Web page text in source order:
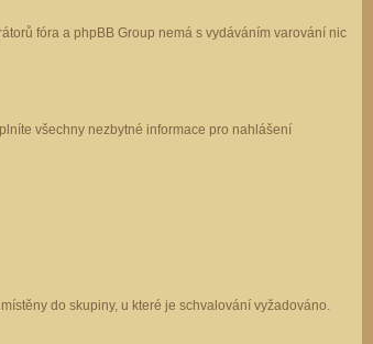
fóra a phpBB Group nemá s vydáváním varování nic
všechny nezbytné informace pro nahlášení
do skupiny, u které je schvalování vyžadováno.